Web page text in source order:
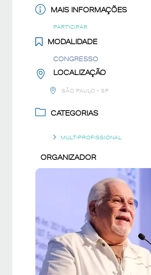
MAIS INFORMAÇÕES
PARTICIPAR
MODALIDADE
CONGRESSO
LOCALIZAÇÃO
SÃO PAULO - SP
CATEGORIAS
MULTIPROFISSIONAL
ORGANIZADOR